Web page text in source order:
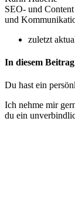
SEO- und
und
zuletzt
In diesem Beitrag
Du hast ein
Ich nehme mir
du ein